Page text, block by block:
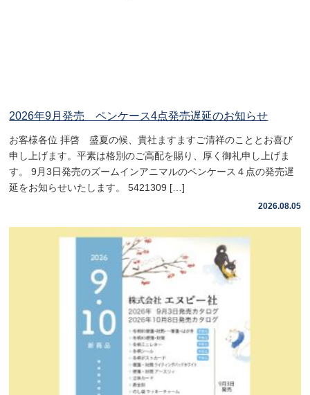
2026年9月発売 ペンケース4点発売遅延のお知らせ
お客様各位 拝啓 盛夏の候、貴社ますますご清祥のこととお喜び
申し上げます。平素は格別のご高配を賜り、厚く御礼申し上げま
す。 9月3日発売のズームインアニマルのペンケース４点の発売遅
延をお知らせいたします。 5421309 […]
2026.08.05